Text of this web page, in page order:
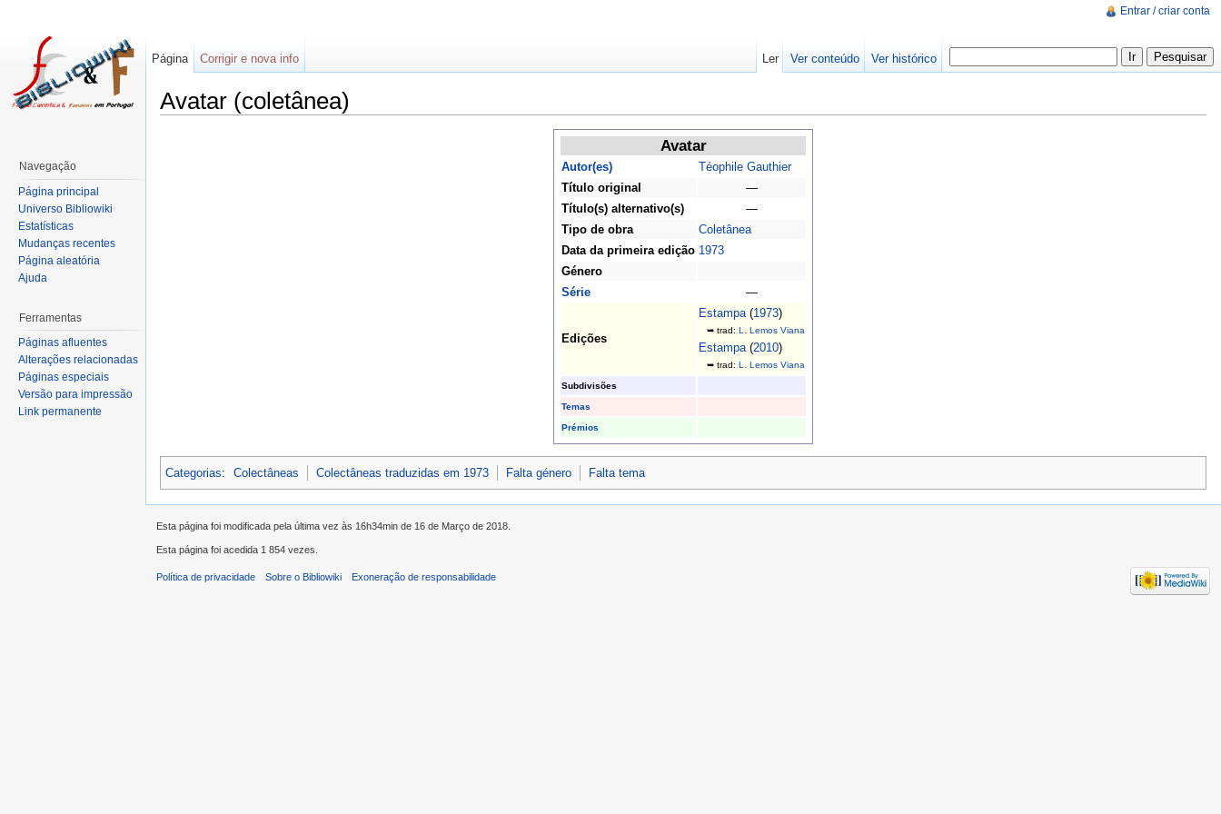
Avatar (coletânea)
Avatar
Autor(es)
Téophile Gauthier
Título original
—
Título(s) alternativo(s)
—
Tipo de obra
Coletânea
Data da primeira edição 1973
Género
Série
—
Edições
Estampa(1973)
➥ trad: L. Lemos Viana
Estampa(2010)
➥ trad: L. Lemos Viana
Subdivisões
Temas
Prémios
Categorias: Colectâneas Colectâneas traduzidas em 1973 Falta género Falta tema
Entrar / criar conta
Página Corrigir e nova info Ler Ver conteúdo Ver histórico
Navegação
Página principal
Universo Bibliowiki
Estatísticas
Mudanças recentes
Página aleatória
Ajuda
Ferramentas
Páginas afluentes
Alterações relacionadas
Páginas especiais
Versão para impressão
Link permanente
Esta página foi modificada pela última vez às 16h34min de 16 de Março de 2018.
Esta página foi acedida 1 854 vezes.
Política de privacidade Sobre o Bibliowiki Exoneração de responsabilidade